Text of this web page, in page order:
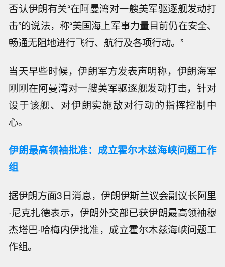
否认伊朗有关“在阿曼湾对一艘美军驱逐舰发动打
击”的说法，称“美国海上军事力量目前仍在安全、
畅通无阻地进行飞行、航行及各项行动。”
当天早些时候，伊朗军方发表声明称，伊朗海军
刚刚在阿曼湾对一艘美军驱逐舰发动打击，针对
设于该舰、对伊朗实施敌对行动的指挥控制中
心。
伊朗最高领袖批准：成立霍尔木兹海峡问题工作
组
据伊朗方面3日消息，伊朗伊斯兰议会副议长阿里
·尼克扎德表示，伊朗外交部已获伊朗最高领袖穆
杰塔巴·哈梅内伊批准，成立霍尔木兹海峡问题工
作组。